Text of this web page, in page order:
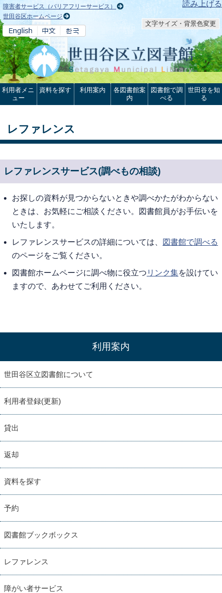
本文へ 読み上げる
障害者サービス（バリアフリーサービス）
世田谷区ホームページ
文字サイズ・背景色変更
利用者メニ
ュー
資料を探す 利用案内
各図書館案
内
図書館で調
べる
世田谷を知
る
レファレンス
レファレンスサービス(調べもの相談)
お探しの資料が見つからないときや調べかたがわからない
ときは、お気軽にご相談ください。図書館員がお手伝いを
いたします。
レファレンスサービスの詳細については、
図書館で調べる
のページをご覧ください。
図書館ホームページに調べ物に役立つ リンク集を設けてい
ますので、あわせてご利用ください。
利用案内
世田谷区立図書館について
利用者登録(更新)
貸出
返却
資料を探す
予約
図書館ブックボックス
レファレンス
障がい者サービス